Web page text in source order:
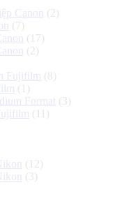
Canon
(2)
(7)
(17)
(2)
Fujifilm (8)
(1)
Format (3)
(11)
(12)
(3)